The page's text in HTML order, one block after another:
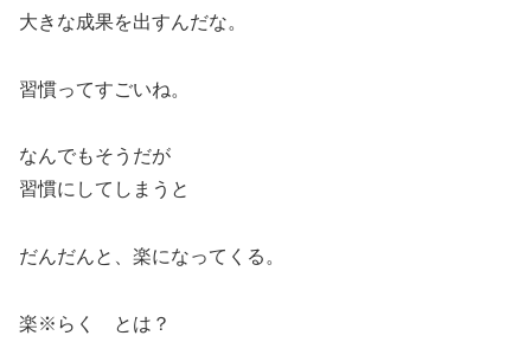
大きな成果を出すんだな。
習慣ってすごいね。
なんでもそうだが
習慣にしてしまうと
だんだんと、楽になってくる。
楽※らく とは？